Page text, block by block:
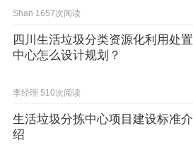
Shan 1657次阅读
四川生活垃圾分类资源化利用处置
中心怎么设计规划？
李经理 510次阅读
生活垃圾分拣中心项目建设标准介
绍